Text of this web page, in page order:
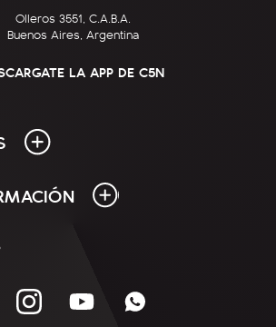
Olleros 3551, C.A.B.A.
Buenos Aires, Argentina
LA APP DE C5N